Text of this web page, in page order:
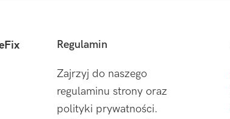
Regulamin
Zajrzyj do naszego
regulaminu strony oraz
polityki prywatności.